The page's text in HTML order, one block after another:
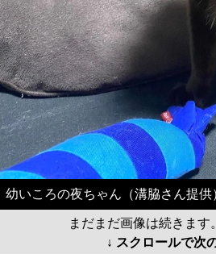
幼いころの夜ちゃん（溝脇さん提供
まだまだ画像は続きます
↓ スクロールで次